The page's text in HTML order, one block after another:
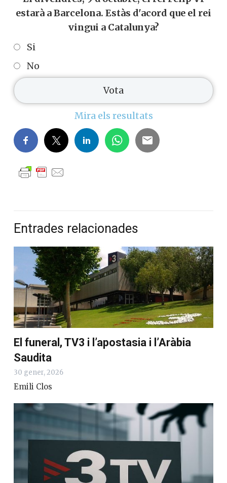
estarà a Barcelona. Estàs d'acord que el rei
vingui a Catalunya?
Si
No
Mira els resultats
Entrades relacionades
El funeral, TV3 i l’apostasia i l’Aràbia
Saudita
30 gener, 2026
Emili Clos